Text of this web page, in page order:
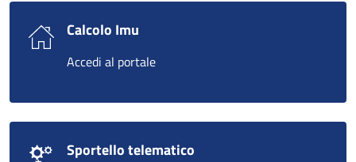
Calcolo Imu
Accedi al portale
Sportello telematico